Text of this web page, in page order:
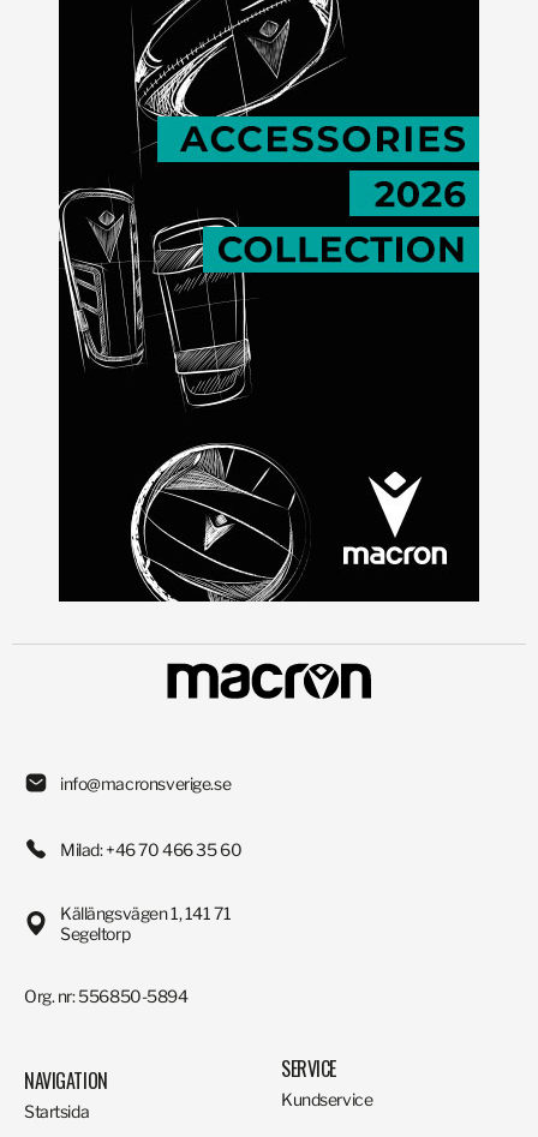
info@macronsverige.se
Milad: +46 70 466 35 60
Källängsvägen 1, 141 71
Segeltorp
Org. nr: 556850-5894
NAVIGATION
Startsida
SERVICE
Kundservice